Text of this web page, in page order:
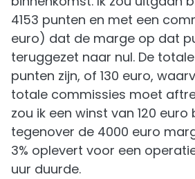
4153 punten en met een
euro) dat de marge op dat
teruggezet naar nul. De
punten zijn, of 130 euro,
totale commissies moet
zou ik een winst van 120 euro
tegenover de 4000 euro
3% oplevert voor een
uur duurde.